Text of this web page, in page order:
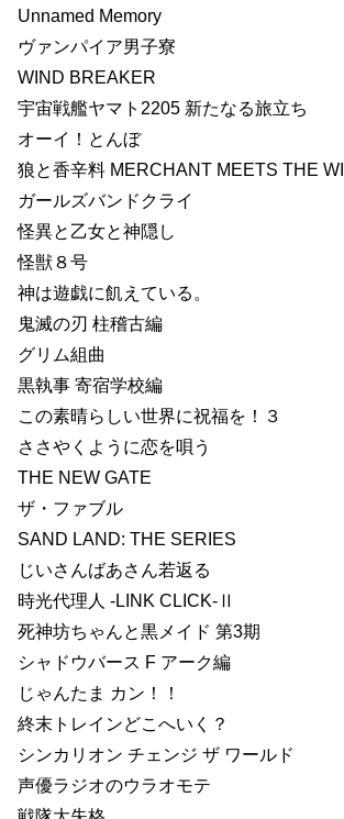
Unnamed Memory
ヴァンパイア男子寮
WIND BREAKER
宇宙戦艦ヤマト2205 新たなる旅立ち
オーイ！とんぼ
狼と香辛料 MERCHANT MEETS THE
ガールズバンドクライ
怪異と乙女と神隠し
怪獣８号
神は遊戯に飢えている。
鬼滅の刃 柱稽古編
グリム組曲
黒執事 寄宿学校編
この素晴らしい世界に祝福を！３
ささやくように恋を唄う
THE NEW GATE
ザ・ファブル
SAND LAND: THE SERIES
じいさんばあさん若返る
時光代理人 -LINK CLICK-Ⅱ
死神坊ちゃんと黒メイド 第3期
シャドウバース F アーク編
じゃんたま カン！！
終末トレインどこへいく？
シンカリオン チェンジ ザ ワールド
声優ラジオのウラオモテ